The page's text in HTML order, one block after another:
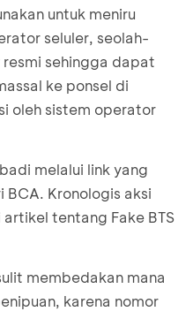
untuk meniru
seluler, seolah-
sehingga dapat
ke ponsel di
oleh sistem operator
melalui link yang
BCA. Kronologis aksi
artikel tentang Fake BTS
membedakan mana
karena nomor